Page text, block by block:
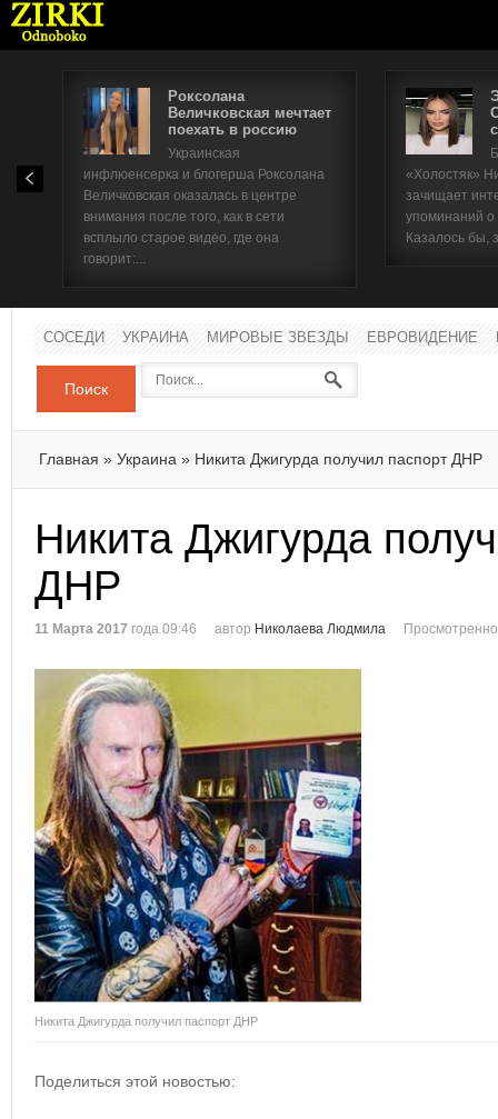
Роксолана
Величковская мечтает
поехать в россию
Украинская
инфлюенсерка и блогерша Роксолана
Величковская оказалась в центре
внимания после того, как в сети
всплыло старое видео, где она
говорит:...
«Холостяк»
зачищает
упоминаний
Казалось бы,
СОСЕДИ УКРАИНА МИРОВЫЕ ЗВЕЗДЫ ЕВРОВИДЕНИЕ
Поиск
Главная » Украина » Никита Джигурда получил паспорт ДНР
Никита Джигурда
ДНР
11 Марта 2017 года 09:46 автор Николаева Людмила
Никита Джигурда получил паспорт ДНР
Поделиться этой новостью:
Имя